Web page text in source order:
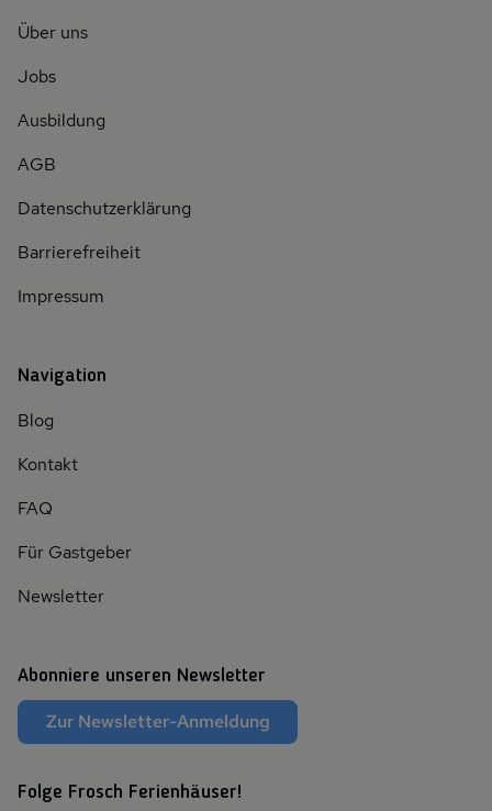
Über uns
Jobs
Ausbildung
AGB
Datenschutzerklärung
Barrierefreiheit
Impressum
Navigation
Blog
Kontakt
FAQ
Für Gastgeber
Newsletter
Abonniere unseren Newsletter
Zur Newsletter-Anmeldung
Folge Frosch Ferienhäuser!